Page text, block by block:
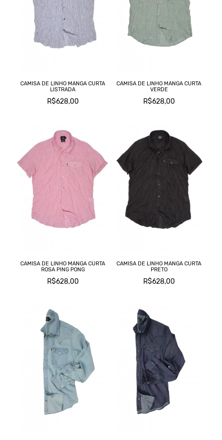
CAMISA DE LINHO MANGA CURTA
LISTRADA
R$628,00
CAMISA DE LINHO MANGA CURTA
VERDE
R$628,00
CAMISA DE LINHO MANGA CURTA
ROSA PING PONG
R$628,00
CAMISA DE LINHO MANGA CURTA
PRETO
R$628,00